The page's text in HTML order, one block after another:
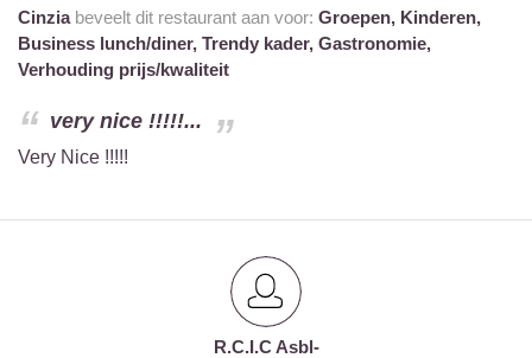
Cinziabeveelt dit restaurant aan voor: Groepen, Kinderen,
Business lunch/diner, Trendy kader, Gastronomie,
Verhouding prijs/kwaliteit
very nice !!!!!...
Very Nice !!!!!
R.C.I.C Asbl-